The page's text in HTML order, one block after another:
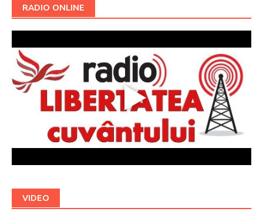
RADIO ONLINE
VIDEO